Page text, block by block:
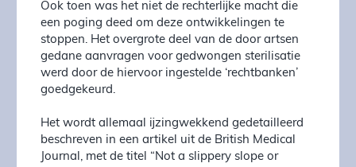
Ook toen was het niet de rechterlijke macht die
een poging deed om deze ontwikkelingen te
stoppen. Het overgrote deel van de door artsen
gedane aanvragen voor gedwongen sterilisatie
werd door de hiervoor ingestelde ‘rechtbanken’
goedgekeurd.
Het wordt allemaal ijzingwekkend gedetailleerd
beschreven in een artikel uit de British Medical
Journal, met de titel “Not a slippery slope or